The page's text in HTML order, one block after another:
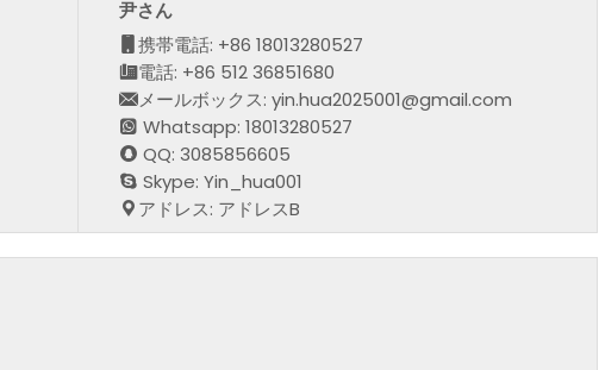
尹さん
携帯電話: +86 18013280527
電話: +86 512 36851680
メールボックス: yin.hua2025001@gmail.com
Whatsapp: 18013280527
QQ: 3085856605
Skype: Yin_hua001
アドレス: アドレスB